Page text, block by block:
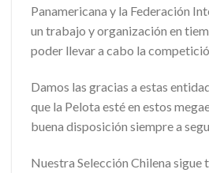
Panamericana y la Federación
un trabajo y organización en
poder llevar a cabo la
Damos las gracias a estas
que la Pelota esté en estos
buena disposición siempre a
Nuestra Selección Chilena sigue